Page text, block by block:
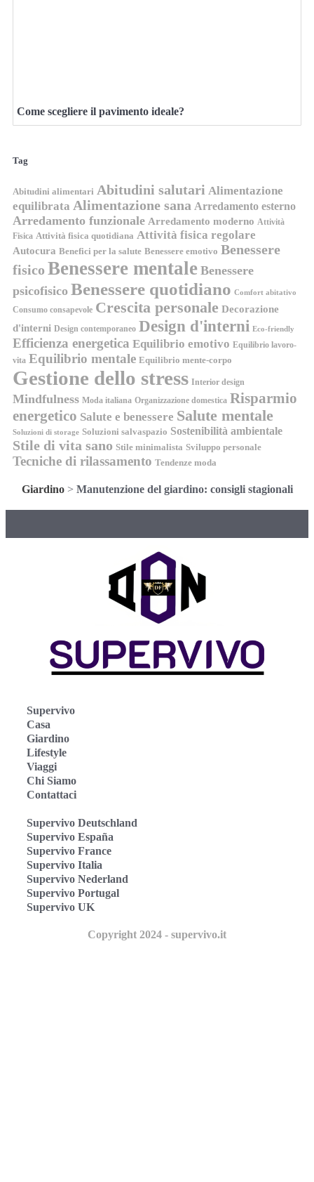
Come scegliere il pavimento ideale?
Tag
Abitudini alimentari Abitudini salutari Alimentazione
equilibrata Alimentazione sana Arredamento esterno
Arredamento funzionale Arredamento moderno Attività
Fisica Attività fisica quotidiana Attività fisica regolare
Autocura Benefici per la salute Benessere emotivo Benessere
fisico Benessere mentale Benessere
psicofisico Benessere quotidiano Comfort abitativo
Consumo consapevole Crescita personale Decorazione
d'interni Design contemporaneo Design d'interni Eco-friendly
Efficienza energetica Equilibrio emotivo Equilibrio lavoro-
vita Equilibrio mentale Equilibrio mente-corpo
Gestione dello stress Interior design
Mindfulness Moda italiana Organizzazione domestica Risparmio
energetico Salute e benessere Salute mentale
Soluzioni di storage Soluzioni salvaspazio Sostenibilità ambientale
Stile di vita sano Stile minimalista Sviluppo personale
Tecniche di rilassamento Tendenze moda
Giardino> Manutenzione del giardino: consigli stagionali
Supervivo
Casa
Giardino
Lifestyle
Viaggi
Chi Siamo
Contattaci
Supervivo Deutschland
Supervivo España
Supervivo France
Supervivo Italia
Supervivo Nederland
Supervivo Portugal
Supervivo UK
Copyright 2024 - supervivo.it